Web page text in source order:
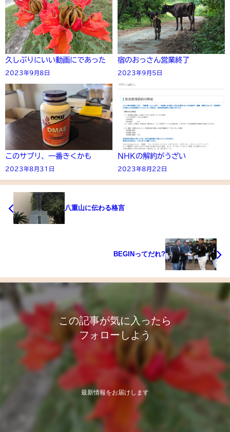
久しぶりにいい動画にであった
2023年9月8日
宿のおっさん営業終了
2023年9月5日
このサプリ、一番きくかも
2023年8月31日
NHKの解約がうざい
2023年8月22日
八重山に伝わる格言
BEGINってだれ?
この記事が気に入ったら
フォローしよう
最新情報をお届けします